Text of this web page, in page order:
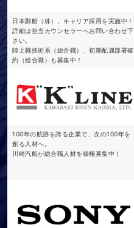
日本郵船（株）、キャリア採用を実施中！
詳細は担当カウンセラーへお問い合わせ下
さい。
陸上職技術系（総合職）、初期配属部署確
約（総合職）も募集中！
100年の航跡を誇る企業で、次の100年を
創る人材へ。
川崎汽船が総合職人材を積極募集中！